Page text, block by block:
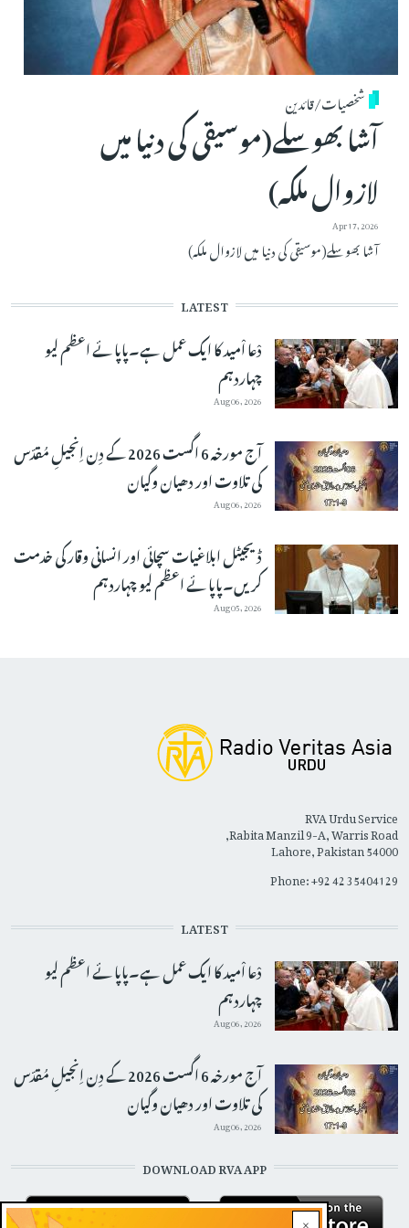
شخصیات/قائدین
آشا بھوسلے(موسیقی کی دنیا میں
لازوال ملکہ)
Apr 17, 2026
آشا بھوسلے(موسیقی کی دنیا میں لازوال ملکہ)
LATEST
دْعا اْمید کا ایک عمل ہے۔پاپائے اعظم لیو
چہاردہم
Aug 06, 2026
آج مورخہ 6 اگست 2026 کے دِن اِنجیلِ مُقدّس
کی تلاوت اور دھیان وگیان
Aug 06, 2026
ڈیجیٹل ابلاغیات سچائی اور انسانی وقار کی خدمت
کریں۔پاپائے اعظم لیو چہاردہم
Aug 05, 2026
×
RVA Urdu Service
Rabita Manzil 9-A, Warris Road,
Lahore, Pakistan 54000
Phone: +92 42 35404129
LATEST
دْعا اْمید کا ایک عمل ہے۔پاپائے اعظم لیو
چہاردہم
Aug 06, 2026
آج مورخہ 6 اگست 2026 کے دِن اِنجیلِ مُقدّس
کی تلاوت اور دھیان وگیان
Aug 06, 2026
DOWNLOAD RVA APP